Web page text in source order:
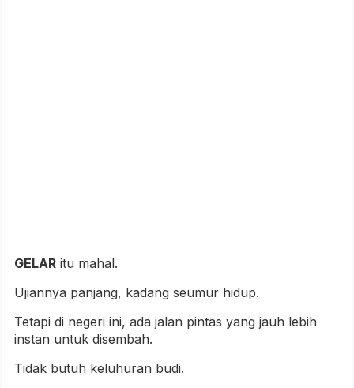
GELAR itu mahal.
Ujiannya panjang, kadang seumur hidup.
Tetapi di negeri ini, ada jalan pintas yang jauh lebih
instan untuk disembah.
Tidak butuh keluhuran budi.